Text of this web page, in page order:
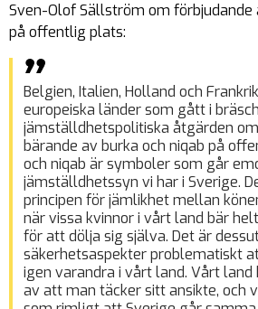
Sven-Olof Sällström om förbjudande
på offentlig plats:
Belgien, Italien, Holland och
europeiska länder som gått i
jämställdhetspolitiska åtgärden
bärande av burka och niqab på
och niqab är symboler som går
jämställdhetssyn vi har i Sverige.
principen för jämlikhet mellan
när vissa kvinnor i vårt land bär
för att dölja sig själva. Det är
säkerhetsaspekter problematiskt
igen varandra i vårt land. Vårt land
av att man täcker sitt ansikte, och